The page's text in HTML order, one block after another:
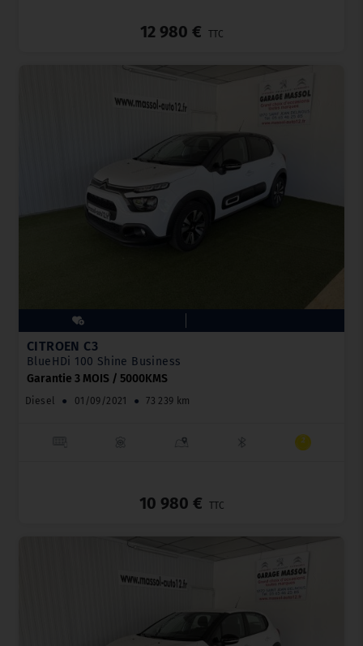
12 980 € TTC
CITROËN C3
BlueHDi 100 Shine Business
Garantie 3 MOIS / 5000KMS
Diesel ● 01/09/2021 ● 73 239 km
10 980 € TTC